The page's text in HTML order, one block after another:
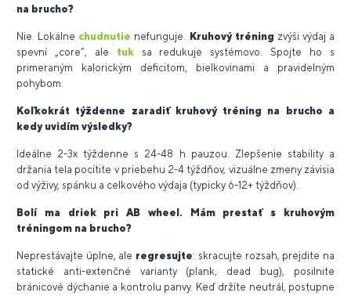
na brucho?
Nie. Lokálne chudnutie nefunguje. Kruhový tréning zvýši výdaj a
spevní „core“, ale tuksa redukuje systémovo. Spojte ho s
primeraným kalorickým deficitom, bielkovinami a pravidelným
pohybom.
Koľkokrát týždenne zaradiť kruhový tréning na brucho a
kedy uvidím výsledky?
Ideálne 2-3x týždenne s 24-48 h pauzou. Zlepšenie stability a
držania tela pocítite v priebehu 2-4 týždňov, vizuálne zmeny závisia
od výživy, spánku a celkového výdaja (typicky 6-12+ týždňov).
Bolí ma driek pri AB wheel. Mám prestať s kruhovým
tréningom na brucho?
Neprestávajte úplne, ale regresujte: skracujte rozsah, prejdite na
statické anti-extenčné varianty (plank, dead bug), posilnite
bránicové dýchanie a kontrolu panvy. Keď držíte neutrál, postupne